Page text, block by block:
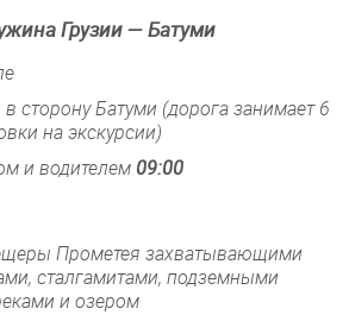
Грузии — Батуми
сторону Батуми (дорога занимает 6
на экскурсии)
и водителем 09:00
Прометея захватывающими
сталгамитами, подземными
и озером